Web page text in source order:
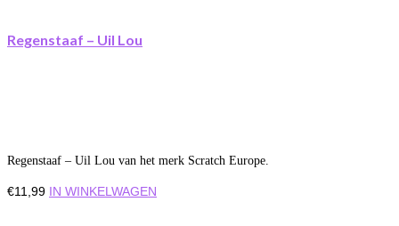
Regenstaaf – Uil Lou
Regenstaaf – Uil Lou van het merk Scratch Europe.
€11,99 IN WINKELWAGEN